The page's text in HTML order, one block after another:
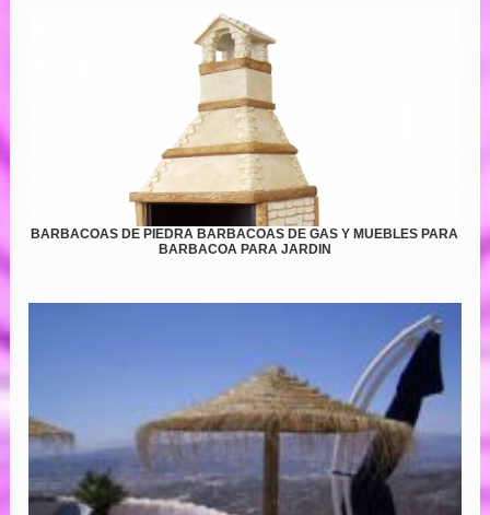
BARBACOAS DE PIEDRA BARBACOAS DE GAS Y MUEBLES PARA
BARBACOA PARA JARDIN